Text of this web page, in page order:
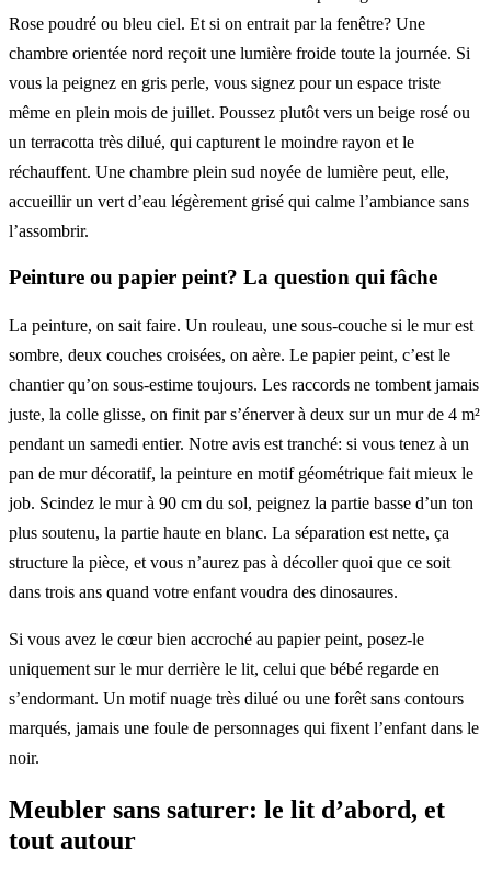
Rose poudré ou bleu ciel. Et si on entrait par la fenêtre? Une
chambre orientée nord reçoit une lumière froide toute la journée. Si
vous la peignez en gris perle, vous signez pour un espace triste
même en plein mois de juillet. Poussez plutôt vers un beige rosé ou
un terracotta très dilué, qui capturent le moindre rayon et le
réchauffent. Une chambre plein sud noyée de lumière peut, elle,
accueillir un vert d’eau légèrement grisé qui calme l’ambiance sans
l’assombrir.
Peinture ou papier peint? La question qui fâche
La peinture, on sait faire. Un rouleau, une sous-couche si le mur est
sombre, deux couches croisées, on aère. Le papier peint, c’est le
chantier qu’on sous-estime toujours. Les raccords ne tombent jamais
juste, la colle glisse, on finit par s’énerver à deux sur un mur de 4 m²
pendant un samedi entier. Notre avis est tranché: si vous tenez à un
pan de mur décoratif, la peinture en motif géométrique fait mieux le
job. Scindez le mur à 90 cm du sol, peignez la partie basse d’un ton
plus soutenu, la partie haute en blanc. La séparation est nette, ça
structure la pièce, et vous n’aurez pas à décoller quoi que ce soit
dans trois ans quand votre enfant voudra des dinosaures.
Si vous avez le cœur bien accroché au papier peint, posez-le
uniquement sur le mur derrière le lit, celui que bébé regarde en
s’endormant. Un motif nuage très dilué ou une forêt sans contours
marqués, jamais une foule de personnages qui fixent l’enfant dans le
noir.
Meubler sans saturer: le lit d’abord, et
tout autour